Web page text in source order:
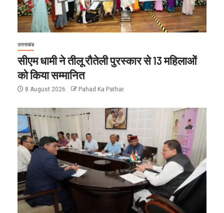
उत्तराखंड
सीएम धामी ने तीलू रौतेली पुरस्कार से 13 महिलाओं
को किया सम्मानित
8 August 2026 Pahad Ka Pathar